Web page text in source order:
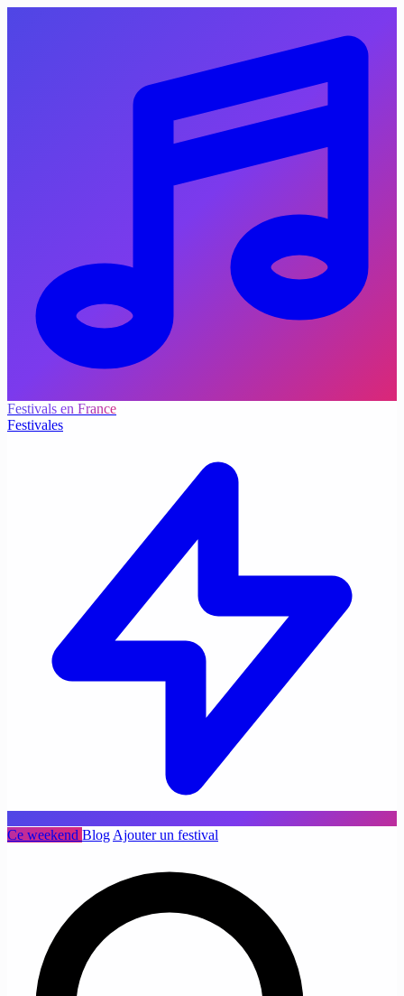
Festivals en France
Festivales
Ce weekend Blog Ajouter un festival